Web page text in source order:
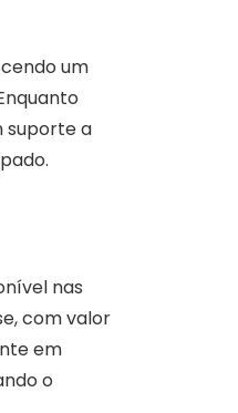
um
suporte a
nas
com valor
em
o